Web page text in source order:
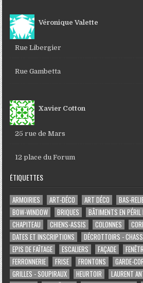
Véronique Valette
Rue Libergier
Rue Gambetta
Xavier Cotton
25 rue de Mars
12 place du Forum
ÉTIQUETTES
ARMOIRIES ART-DÉCO ART DÉCO BAS-
BOW-WINDOW
BRIQUES
BÂTIMENTS EN
CHAPITEAU
CHIENS-ASSIS COLONNES
DATES ET INSCRIPTIONS
DÉCROTTOIRS -
EPIS DE FAÎTAGE
ESCALIERS FAÇADE
FERRONNERIE
FRISE FRONTONS GARDE-
GRILLES - SOUPIRAUX
HEURTOIR LAURENT